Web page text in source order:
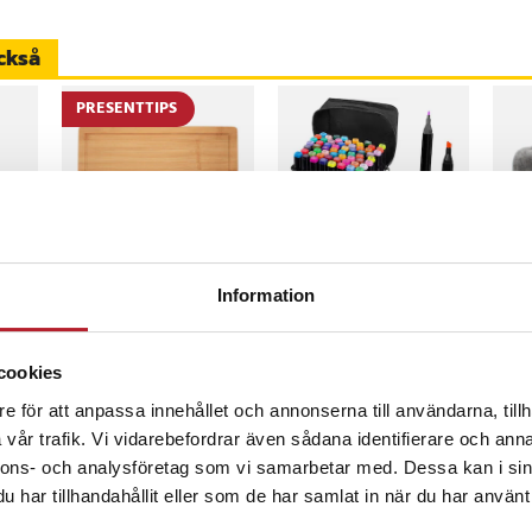
Information
för att anpassa innehållet och annonserna till användarna,
trafik. Vi vidarebefordrar även sådana identifierare och
och analysföretag som vi samarbetar med. Dessa kan i
har tillhandahållit eller som de har samlat in när du har
mysiga stunder
värme, komfort och
som snabbt blir favoriten
i ovandel
vikbar
PRESENTTIPS
- Känd från Sveriges
319 krI lager, levereras inom 1-2 vardagar
Köp
Set med
48delar
219 kr
Köp